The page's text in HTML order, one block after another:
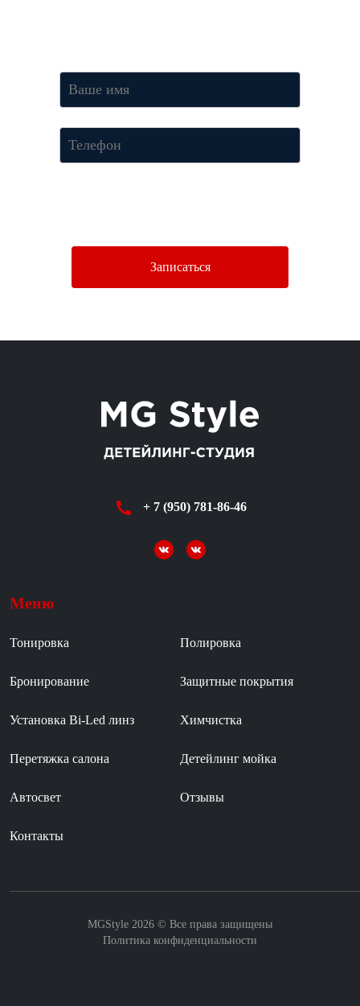
Записаться
+ 7 (950) 781-86-46
Меню
Тонировка Полировка
Бронирование Защитные покрытия
Установка Bi-Led линз Химчистка
Перетяжка салона Детейлинг мойка
Автосвет Отзывы
Контакты
MGStyle 2026 © Все права защищены
Политика конфиденциальности